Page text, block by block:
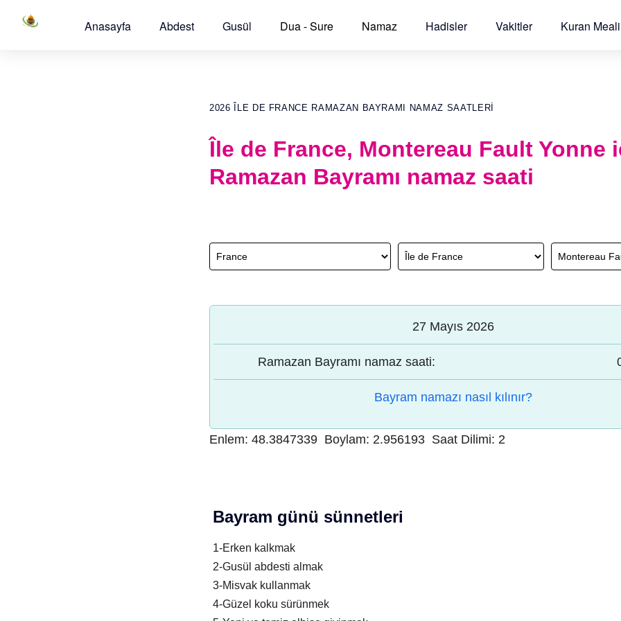
Anasayfa Abdest Gusül Dua - Sure Namaz Hadisler Vakitler Kuran Meali
2026 ÎLE DE FRANCE RAMAZAN BAYRAMI NAMAZ SAATLERI
Île de France, Montereau Fault Yonne
Ramazan Bayramı namaz saati
27 Mayıs 2026
Ramazan Bayramı namaz saati:
Bayram namazı nasıl kılınır?
Enlem: 48.3847339 Boylam: 2.956193 Saat Dilimi: 2
Bayram günü sünnetleri
1-Erken kalkmak
2-Gusül abdesti almak
3-Misvak kullanmak
4-Güzel koku sürünmek